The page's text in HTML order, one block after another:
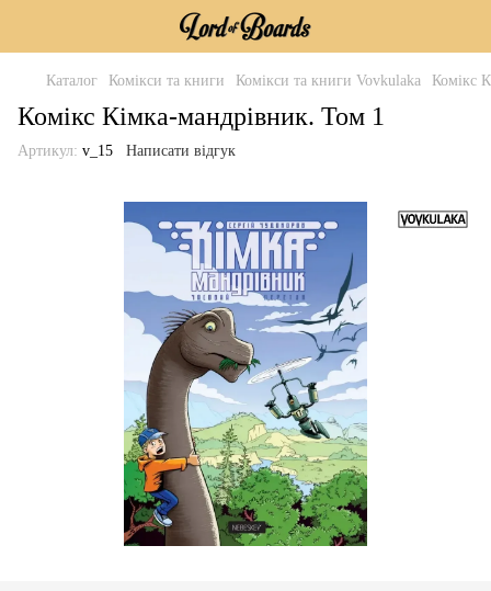
Каталог Комікси та книги Комікси та книги Vovkulaka Комікс
Комікс Кімка-мандрівник. Том 1
Артикул: v_15 Написати відгук